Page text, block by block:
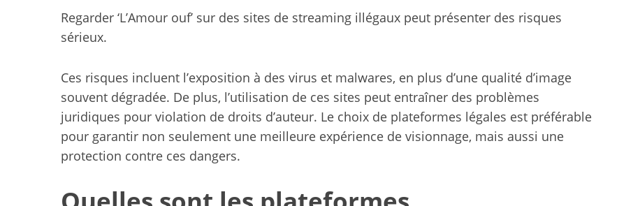
Regarder ‘L’Amour ouf’ sur des sites de streaming illégaux peut présenter des risques
sérieux.
Ces risques incluent l’exposition à des virus et malwares, en plus d’une qualité d’image
souvent dégradée. De plus, l’utilisation de ces sites peut entraîner des problèmes
juridiques pour violation de droits d’auteur. Le choix de plateformes légales est préférable
pour garantir non seulement une meilleure expérience de visionnage, mais aussi une
protection contre ces dangers.